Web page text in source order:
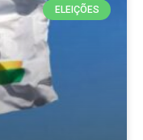
ELEIÇÕES